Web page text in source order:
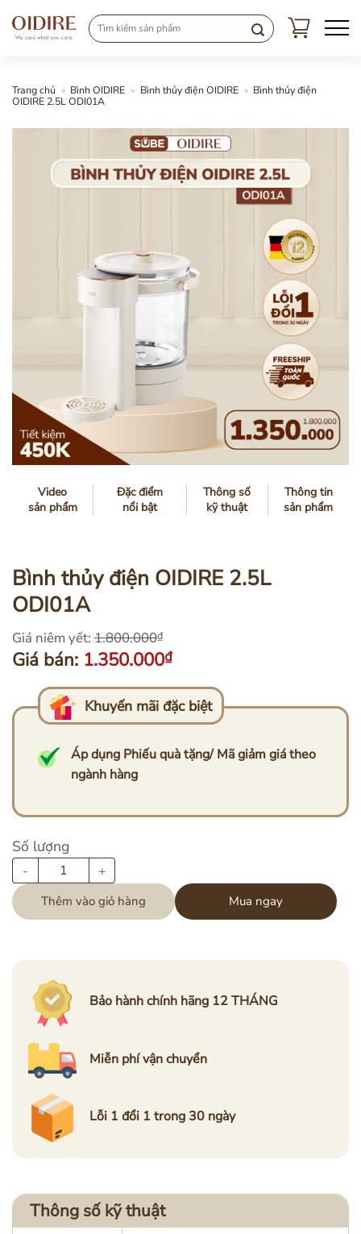
đến
Trang chủ » Bình OIDIRE » Bình thủy điện OIDIRE » Bình thủy điện
OIDIRE 2.5L ODI01A
Video
sản phẩm
Đặc điểm
nổi bật
Thông số
kỹ thuật
Thông tin
sản phẩm
Bình thủy điện OIDIRE 2.5L
ODI01A
Giá niêm yết: 1.800.000₫
Giá bán: 1.350.000₫
Khuyến mãi đặc biệt
Áp dụng Phiếu quà tặng/ Mã giảm giá theo
ngành hàng
Số lượng
Bình thủy điện OIDIRE 2.5L ODI01A quantity
Thêm vào giỏ hàng Mua ngay
Bảo hành chính hãng 12 THÁNG
Miễn phívận chuyển
Lỗi 1 đổi 1 trong 30 ngày
Thông số kỹ thuật